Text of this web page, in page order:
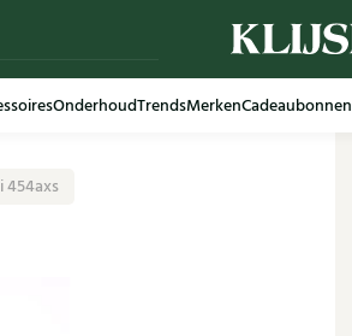
OnderhoudTrendsMerkenCadeaubonnen
454axs